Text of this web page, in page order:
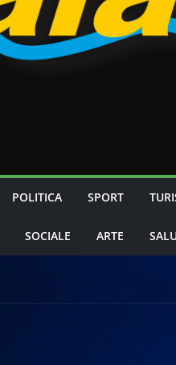
POLITICA SPORT
SOCIALE ARTE